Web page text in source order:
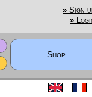
» Sign
»
Shop